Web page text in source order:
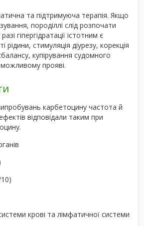
та підтримуюча терапія. Якщо
породіллі слід розпочати
гіпергідратації істотним є
рідини, стимуляція діурезу, корекція
купірування судомного
прояві.
карбетоцину частота й
відповідали таким при
крові та лімфатичної системи